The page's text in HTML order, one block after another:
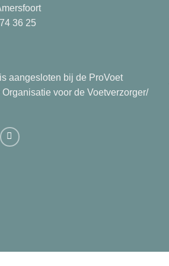
36 25
aangesloten bij de ProVoet
Organisatie voor de Voetverzorger/